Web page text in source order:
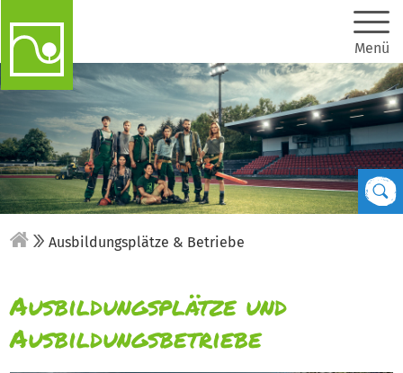
Menü
Ausbildungsplätze & Betriebe
Ausbildungsplätze und
Ausbildungsbetriebe